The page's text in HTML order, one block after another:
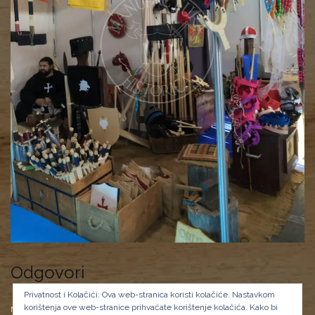
Odgovori
Morate bitiprijavljenida biste objavili komentar.
Privatnost i Kolačići: Ova web-stranica koristi kolačiće. Nastavkom
korištenja ove web-stranice prihvaćate korištenje kolačića. Kako bi